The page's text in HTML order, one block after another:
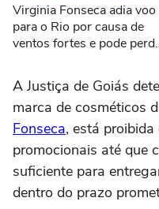
Virginia Fonseca adia voo
para o Rio por causa de
ventos fortes e pode
estão seguros'
A Justiça de Goiás
marca de cosméticos
Fonseca, está proibida
promocionais até que
suficiente para
dentro do prazo